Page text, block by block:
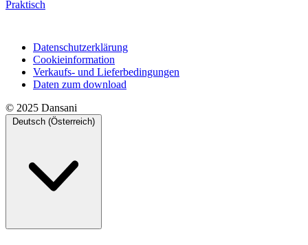
Praktisch
Datenschutzerklärung
Cookieinformation
Verkaufs- und Lieferbedingungen
Daten zum download
© 2025 Dansani
Deutsch (Österreich)